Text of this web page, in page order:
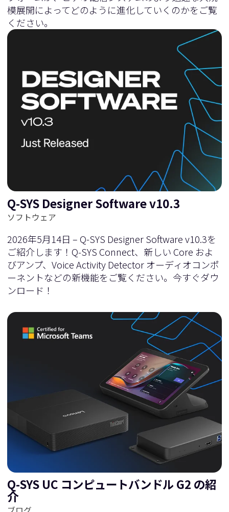
模展開によってどのように進化していくのかをご覧
ください。
Q-SYS Designer Software v10.3
ソフトウェア
2026年5月14日 – Q-SYS Designer Software v10.3を
ご紹介します！Q‑SYS Connect、新しい Core およ
びアンプ、Voice Activity Detector オーディオコンポ
ーネントなどの新機能をご覧ください。今すぐダウ
ンロード！
Q-SYS UC コンピュートバンドル G2 の紹
介